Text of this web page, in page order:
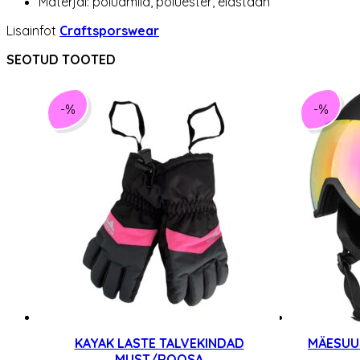
Lisainfot Craftsporswear
SEOTUD TOOTED
-%
KAYAK LASTE TALVEKINDAD
-%